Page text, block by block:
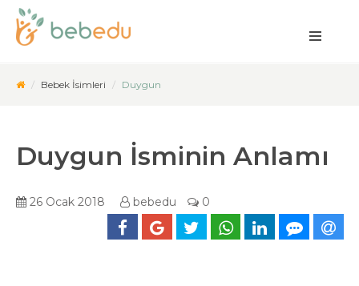
Bebek İsimleri Duygun
Duygun İsminin Anlamı
26 Ocak 2018 bebedu 0